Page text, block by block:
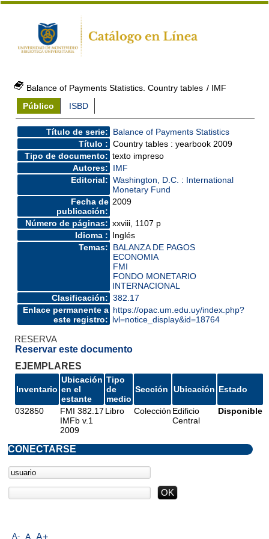
Balance of Payments Statistics. Country tables / IMF
Público
ISBD
Título de serie:
Balance of Payments Statistics
Título : Country tables : yearbook 2009
Tipo de documento: texto impreso
Autores:
IMF
Editorial: Washington, D.C. : International
Monetary Fund
Fecha de
publicación:
2009
Número de páginas: xxviii, 1107 p
Idioma : Inglés
Temas:
BALANZA DE PAGOS
ECONOMIA
FMI
FONDO MONETARIO
INTERNACIONAL
Clasificación: 382.17
Enlace permanente a
este registro:
https://opac.um.edu.uy/index.php?
lvl=notice_display&id=18764
RESERVA
Reservar este documento
EJEMPLARES
Inventario
Ubicación
en el
estante
Tipo
de
medio
Sección Ubicación Estado
032850
FMI 382.17
IMFb v.1
2009
Libro Colección Edificio
Central
Disponible
A- A A+
CONECTARSE